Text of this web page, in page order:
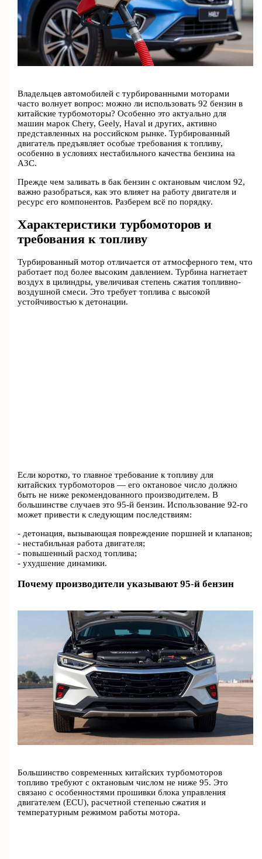
Владельцев автомобилей с турбированными моторами
часто волнует вопрос: можно ли использовать 92 бензин в
китайские турбомоторы? Особенно это актуально для
машин марок Chery, Geely, Haval и других, активно
представленных на российском рынке. Турбированный
двигатель предъявляет особые требования к топливу,
особенно в условиях нестабильного качества бензина на
АЗС.
Прежде чем заливать в бак бензин с октановым числом 92,
важно разобраться, как это влияет на работу двигателя и
ресурс его компонентов. Разберем всё по порядку.
Характеристики турбомоторов и
требования к топливу
Турбированный мотор отличается от атмосферного тем, что
работает под более высоким давлением. Турбина нагнетает
воздух в цилиндры, увеличивая степень сжатия топливно-
воздушной смеси. Это требует топлива с высокой
устойчивостью к детонации.
Если коротко, то главное требование к топливу для
китайских турбомоторов — его октановое число должно
быть не ниже рекомендованного производителем. В
большинстве случаев это 95-й бензин. Использование 92-го
может привести к следующим последствиям:
- детонация, вызывающая повреждение поршней и клапанов;
- нестабильная работа двигателя;
- повышенный расход топлива;
- ухудшение динамики.
Почему производители указывают 95-й бензин
Большинство современных китайских турбомоторов
топливо требуют с октановым числом не ниже 95. Это
связано с особенностями прошивки блока управления
двигателем (ECU), расчетной степенью сжатия и
температурным режимом работы мотора.